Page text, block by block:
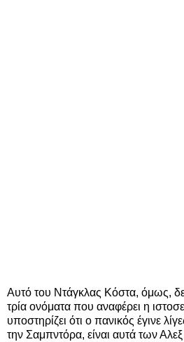
Αυτό του Ντάγκλας Κόστα, όμως,
τρία ονόματα που αναφέρει η
υποστηρίζει ότι ο πανικός έγινε
την Σαμπντόρα, είναι αυτά των